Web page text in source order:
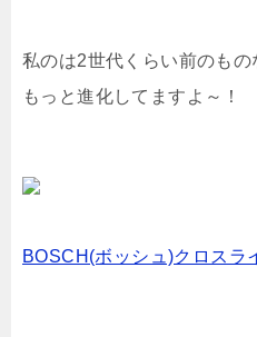
私のは2世代くらい前のも
もっと進化してますよ～！
BOSCH(ボッシュ)クロスラ